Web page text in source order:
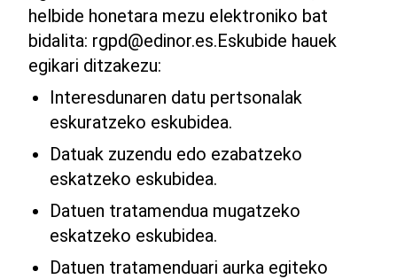
helbide honetara mezu elektroniko bat
bidalita: rgpd@edinor.es.Eskubide hauek
egikari ditzakezu:
Interesdunaren datu pertsonalak
eskuratzeko eskubidea.
Datuak zuzendu edo ezabatzeko
eskatzeko eskubidea.
Datuen tratamendua mugatzeko
eskatzeko eskubidea.
Datuen tratamenduari aurka egiteko